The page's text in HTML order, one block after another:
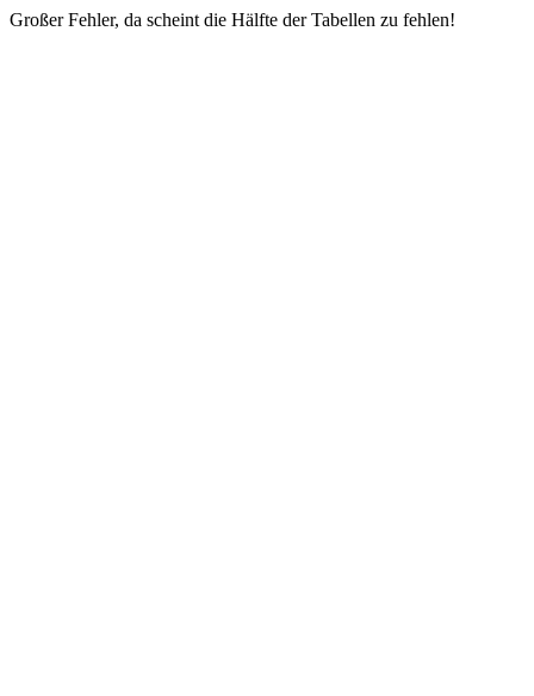
Großer Fehler, da scheint die Hälfte der Tabellen zu fehlen!